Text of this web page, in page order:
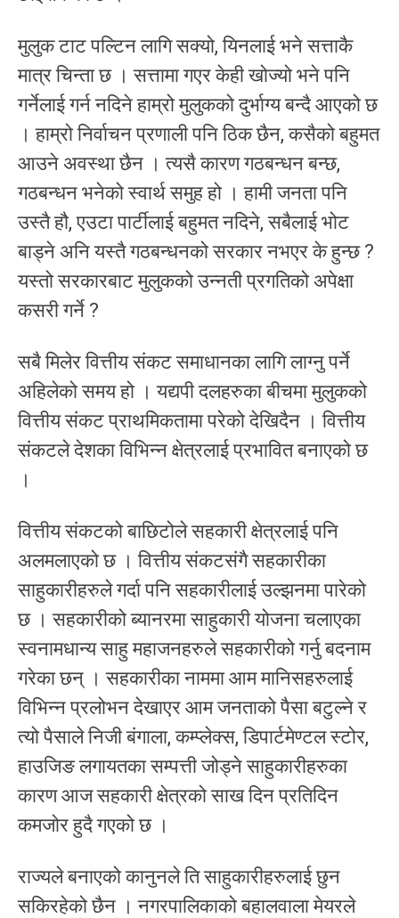
मुलुक टाट पल्टिन लागि सक्यो, यिनलाई भने सत्ताकै
मात्र चिन्ता छ । सत्तामा गएर केही खोज्यो भने पनि
गर्नेलाई गर्न नदिने हाम्रो मुलुकको दुर्भाग्य बन्दै आएको छ
। हाम्रो निर्वाचन प्रणाली पनि ठिक छैन, कसैको बहुमत
आउने अवस्था छैन । त्यसै कारण गठबन्धन बन्छ,
गठबन्धन भनेको स्वार्थ समुह हो । हामी जनता पनि
उस्तै हौ, एउटा पार्टीलाई बहुमत नदिने, सबैलाई भोट
बाड्ने अनि यस्तै गठबन्धनको सरकार नभएर के हुन्छ ?
यस्तो सरकारबाट मुलुकको उन्नती प्रगतिको अपेक्षा
कसरी गर्ने ?
सबै मिलेर वित्तीय संकट समाधानका लागि लाग्नु पर्ने
अहिलेको समय हो । यद्यपी दलहरुका बीचमा मुलुकको
वित्तीय संकट प्राथमिकतामा परेको देखिदैन । वित्तीय
संकटले देशका विभिन्न क्षेत्रलाई प्रभावित बनाएको छ
।
वित्तीय संकटको बाछिटोले सहकारी क्षेत्रलाई पनि
अलमलाएको छ । वित्तीय संकटसंगै सहकारीका
साहुकारीहरुले गर्दा पनि सहकारीलाई उल्झनमा पारेको
छ । सहकारीको ब्यानरमा साहुकारी योजना चलाएका
स्वनामधान्य साहु महाजनहरुले सहकारीको गर्नु बदनाम
गरेका छन् । सहकारीका नाममा आम मानिसहरुलाई
विभिन्न प्रलोभन देखाएर आम जनताको पैसा बटुल्ने र
त्यो पैसाले निजी बंगाला, कम्प्लेक्स, डिपार्टमेण्टल स्टोर,
हाउजिङ लगायतका सम्पत्ती जोड्ने साहुकारीहरुका
कारण आज सहकारी क्षेत्रको साख दिन प्रतिदिन
कमजोर हुदै गएको छ ।
राज्यले बनाएको कानुनले ति साहुकारीहरुलाई छुन
सकिरहेको छैन । नगरपालिकाको बहालवाला मेयरले